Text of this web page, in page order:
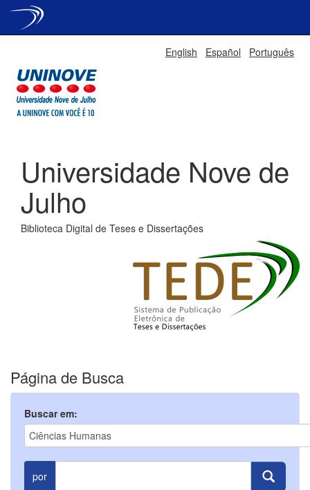
English Español Português
Universidade Nove de
Julho
Biblioteca Digital de Teses e Dissertações
Página de Busca
Buscar em:
por